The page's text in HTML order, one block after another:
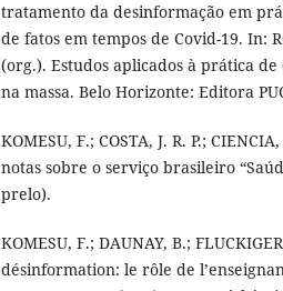
tratamento da desinformação em
de fatos em tempos de Covid-19. In:
(org.). Estudos aplicados à prática
na massa. Belo Horizonte: Editora
KOMESU, F.; COSTA, J. R. P.;
notas sobre o serviço brasileiro
prelo).
KOMESU, F.; DAUNAY, B.;
désinformation: le rôle de